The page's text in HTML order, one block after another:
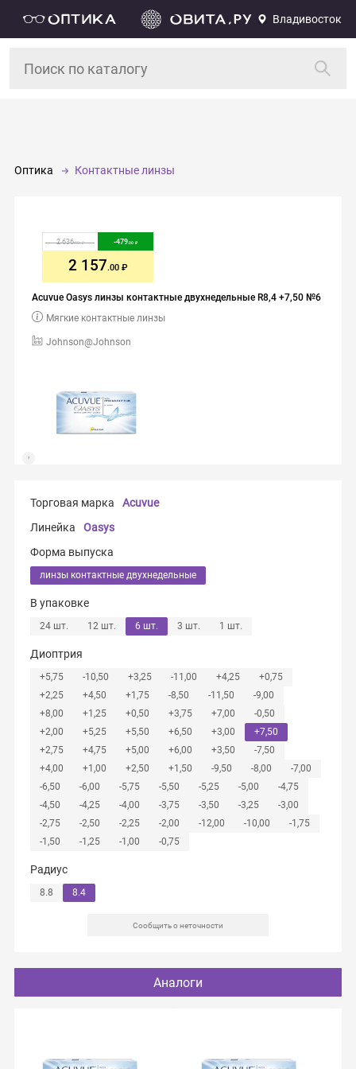
Владивосток
Оптика Контактные линзы
Acuvue Oasys линзы контактные двухнедельные R8,4 +7,50 №6
Johnson@Johnson
Мягкие контактные линзы
2 636.00 -479.00
2 157.00
Торговая марка
Acuvue
Линейка
Oasys
Форма выпуска
линзы контактные двухнедельные
В упаковке
24 шт. 12 шт. 6 шт. 3 шт. 1 шт.
Диоптрия
+5,75 -10,50 +3,25 -11,00 +4,25
+0,75
+2,25
+4,50 +1,75 -8,50 -11,50
-9,00
+8,00
+1,25 +0,50 +3,75 +7,00
-0,50
+2,00
+5,25 +5,50 +6,50 +3,00
+7,50
+2,75
+4,75 +5,00 +6,00 +3,50
-7,50
+4,00
+1,00 +2,50 +1,50 -9,50 -8,00
-7,00
-6,50
-6,00 -5,75 -5,50 -5,25 -5,00
-4,75
-4,50
-4,25 -4,00 -3,75 -3,50 -3,25
-3,00
-2,75
-2,50 -2,25 -2,00 -12,00 -10,00
-1,75
-1,50
-1,25 -1,00 -0,75
Радиус
8.8 8.4
Сообщить о неточности
Аналоги